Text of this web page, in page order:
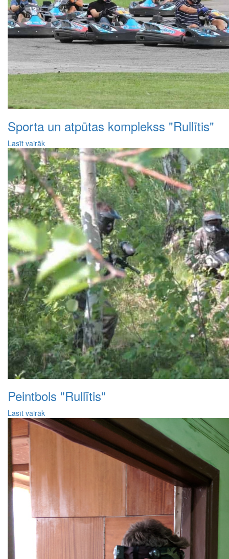
Sporta un atpūtas komplekss "Rullītis"
Lasīt vairāk
Peintbols "Rullītis"
Lasīt vairāk